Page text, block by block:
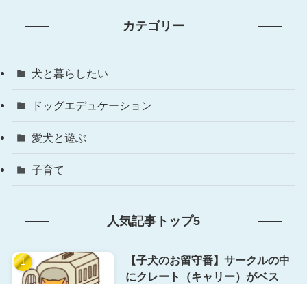
カテゴリー
犬と暮らしたい
ドッグエデュケーション
愛犬と遊ぶ
子育て
人気記事トップ5
【子犬のお留守番】サークルの中
にクレート（キャリー）がベス